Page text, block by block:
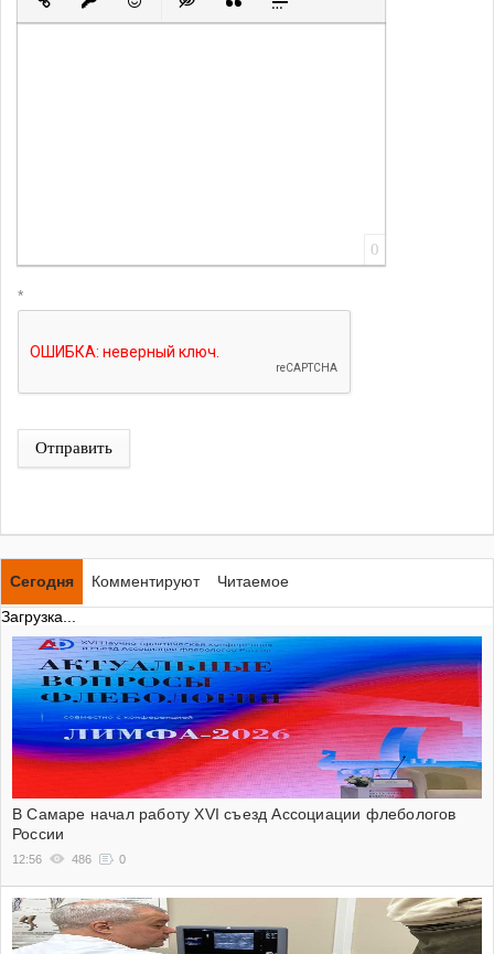
Вставить ссылку
Вставить защищенную ссылку
Вставить смайлик
Вставка скрытого текста
Вставка цитаты
Вставка спойлера
0
*
Отправить
Сегодня Комментируют
Читаемое
Загрузка...
В Самаре начал работу XVI съезд Ассоциации флебологов
России
12:56 486 0